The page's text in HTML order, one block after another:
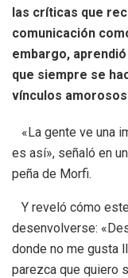
las críticas que
comunicación
embargo,
que siempre se
vínculos
«La gente ve una
es así», señaló en
peña de Morfi.
Y reveló cómo
desenvolverse:
donde no me gusta
parezca que quiero